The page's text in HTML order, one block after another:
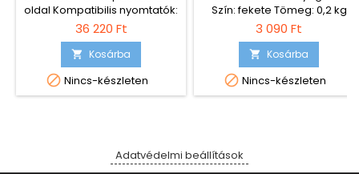
oldal Kompatibilis nyomtatók:
Aficio SP C310 Aficio SP C231SF
Aficio SP C232SF Aficio SP
C311N Aficio SP C312DN Aficio
SP C231N Aficio SP C232DN
Aficio SP C320DN
36 220 Ft
 Kosárba
 Nincs-készleten
Szín: fekete Tömeg: 0,2 kg
Szál átmérője: 1,75 mm Orsó
méretei Külső átmérő: 155 mm
Magasság: 39 mm
Szerelőfurat átmérője: 54 mm
3 090 Ft
 Kosárba
 Nincs-készleten
Adatvédelmi beállítások